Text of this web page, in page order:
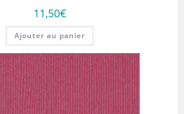
11,50€
Ajouter au panier